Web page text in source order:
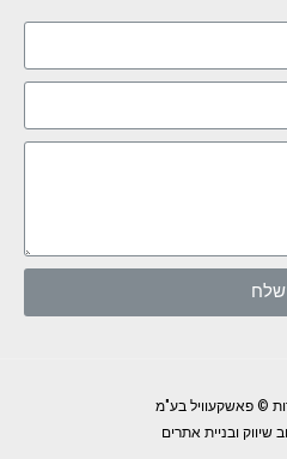
שלח
© פאשקעוויל בע"מ